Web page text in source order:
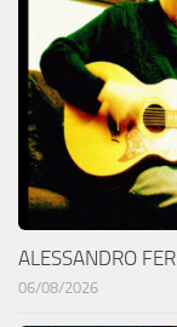
ALESSANDRO
06/08/2026